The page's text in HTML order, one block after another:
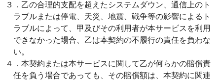
３．乙の合理的支配を超えたシステムダウン、通信上のト
ラブルまたは停電、天災、地震、戦争等の影響によるト
ラブルによって、甲及びその利用者が本サービスを利用
できなかった場合、乙は本契約の不履行の責任を負わな
い。
４．本契約または本サービスに関して乙が何らかの賠償責
任を負う場合であっても、その賠償額は、本契約に関連